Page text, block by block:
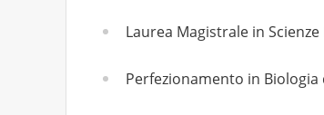
Laurea Magistrale in
Perfezionamento in